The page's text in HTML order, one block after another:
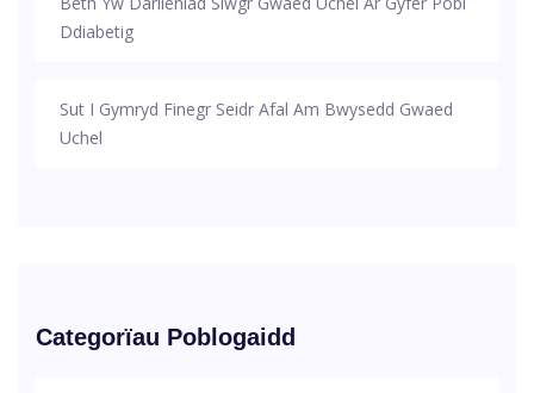
Ddiabetig
Sut I Gymryd Finegr Seidr Afal Am Bwysedd Gwaed
Uchel
Categorïau Poblogaidd